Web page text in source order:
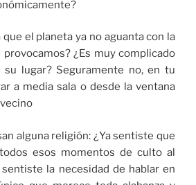
el planeta ya no aguanta con la
¿Es muy complicado
su lugar? Seguramente no, en tu
a media sala o desde la ventana
alguna religión: ¿Ya sentiste que
esos momentos de culto al
la necesidad de hablar en